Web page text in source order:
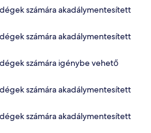
számára akadálymentesített
számára akadálymentesített
számára igénybe vehető
számára akadálymentesített
számára akadálymentesített